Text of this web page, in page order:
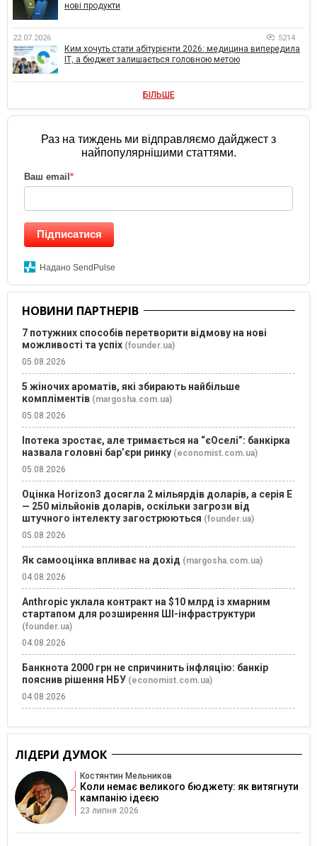
нові продукти
22.07.2026 5214
Ким хочуть стати абітурієнти 2026: медицина випередила
ІТ, а бюджет залишається головною метою
БІЛЬШЕ
Раз на тиждень ми відправляємо дайджест з
найпопулярнішими статтями.
Ваш email*
Підписатися
Надано SendPulse
НОВИНИ ПАРТНЕРІВ
7 потужних способів перетворити відмову на нові
можливості та успіх (founder.ua)
05.08.2026
5 жіночих ароматів, які збирають найбільше
компліментів (margosha.com.ua)
05.08.2026
Іпотека зростає, але тримається на “єОселі”: банкірка
назвала головні бар’єри ринку (economist.com.ua)
05.08.2026
Оцінка Horizon3 досягла 2 мільярдів доларів, а серія E
— 250 мільйонів доларів, оскільки загрози від
штучного інтелекту загострюються (founder.ua)
05.08.2026
Як самооцінка впливає на дохід (margosha.com.ua)
04.08.2026
Anthropic уклала контракт на $10 млрд із хмарним
стартапом для розширення ШІ-інфраструктури
(founder.ua)
04.08.2026
Банкнота 2000 грн не спричинить інфляцію: банкір
пояснив рішення НБУ (economist.com.ua)
04.08.2026
ЛІДЕРИ ДУМОК
Костянтин Мельников
Коли немає великого бюджету: як витягнути
кампанію ідеєю
23 липня 2026